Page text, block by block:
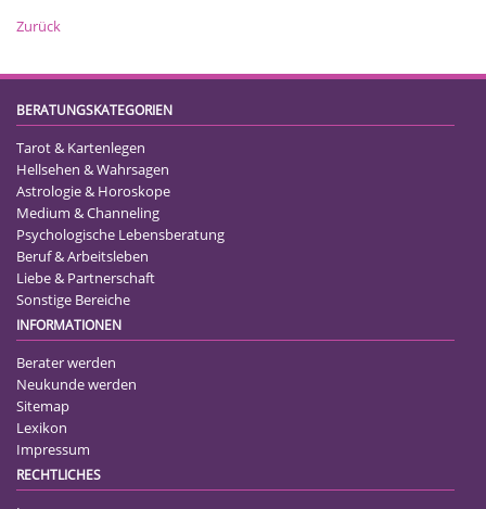
Zurück
BERATUNGSKATEGORIEN
Tarot & Kartenlegen
Hellsehen & Wahrsagen
Astrologie & Horoskope
Medium & Channeling
Psychologische Lebensberatung
Beruf & Arbeitsleben
Liebe & Partnerschaft
Sonstige Bereiche
INFORMATIONEN
Berater werden
Neukunde werden
Sitemap
Lexikon
Impressum
RECHTLICHES